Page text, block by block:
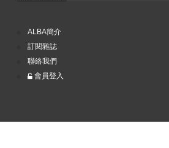
ALBA簡介
訂閱雜誌
聯絡我們
會員登入